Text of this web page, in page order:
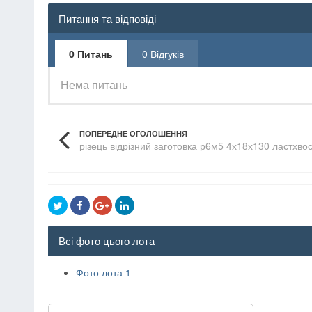
Питання та відповіді
0 Питань 0 Відгуків
Нема питань
ПОПЕРЕДНЕ ОГОЛОШЕННЯ
різець відрізний заготовка р6м5 4х18х130
Всі фото цього лота
Фото лота 1